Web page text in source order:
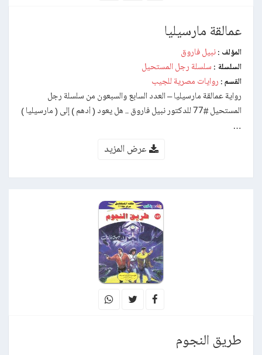
عمالقة مارسيليا
المؤلف : نبيل فاروق
السلسلة : سلسلة رجل المستحيل
القسم : روايات مصرية للجيب
رواية عمالقة مارسيليا – العدد السابع والسبعون من سلسلة رجل
المستحيل #77 للدكتور نبيل فاروق .. هل يعود ( أدهم ) إلى ( مارسيليا )
…
عرض المزيد
طريق النجوم